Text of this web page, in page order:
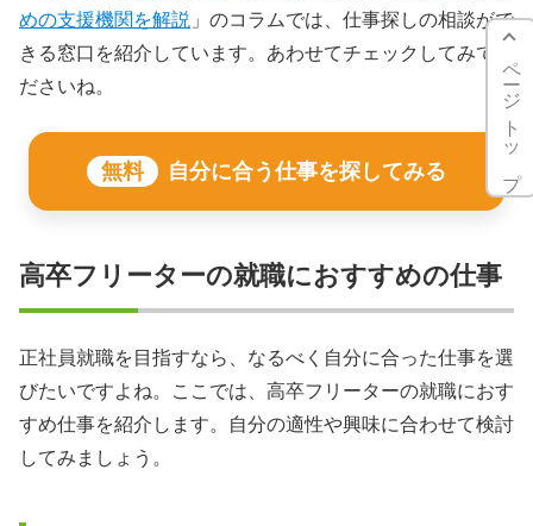
めの支援機関を解説 」のコラムでは、仕事探しの相談がで
きる窓口を紹介しています。あわせてチェックしてみてく
ださいね。
無料 自分に合う仕事を探してみる
高卒フリーターの就職におすすめの仕事
正社員就職を目指すなら、なるべく自分に合った仕事を選
びたいですよね。ここでは、高卒フリーターの就職におす
すめ仕事を紹介します。自分の適性や興味に合わせて検討
してみましょう。
ページトップ